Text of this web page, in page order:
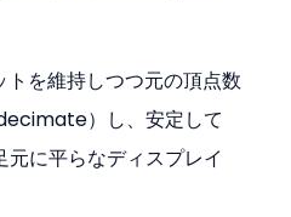
を維持しつつ元の頂点数
）し、安定して
に平らなディスプレイ